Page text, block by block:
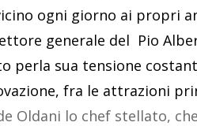
ogni giorno ai propri
generale del Pio
sua tensione
fra le attrazioni
Oldani lo chef stellato,